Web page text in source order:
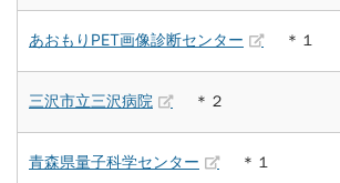
あおもりPET画像診断センター ＊１
三沢市立三沢病院 ＊２
青森県量子科学センター ＊１